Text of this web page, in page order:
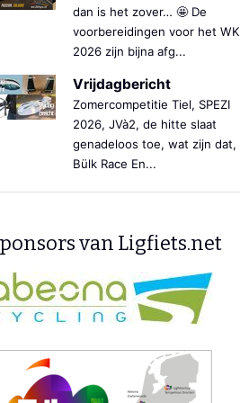
dan is het zover… 🤩 De
voorbereidingen voor het WK
2026 zijn bijna afg...
Vrijdagbericht
Zomercompetitie Tiel, SPEZI
2026, JVà2, de hitte slaat
genadeloos toe, wat zijn dat,
Bülk Race En...
van Ligfiets.net